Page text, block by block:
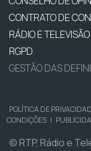
CONTRATO DE
RÁDIO E TELEVISÃO
RGPD
GESTÃO DAS
POLÍTICA DE
CONDIÇÕES |
© RTP, Rádio e